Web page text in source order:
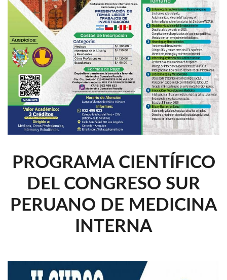
PROGRAMA CIENTÍFICO
DEL CONGRESO SUR
PERUANO DE MEDICINA
INTERNA